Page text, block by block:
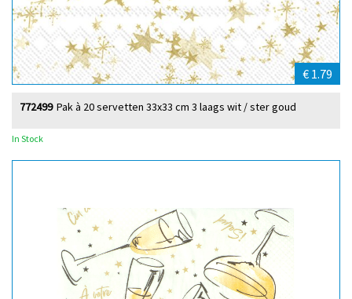
€ 1.79
Pak à 20 servetten 33x33 cm 3 laags wit / ster goud
772499
In Stock